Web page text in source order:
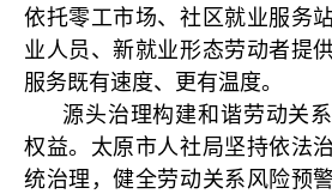
依托零工市场、社区就业服务
业人员、新就业形态劳动者提
服务既有速度、更有温度。
源头治理构建和谐劳动关
权益。太原市人社局坚持依法
统治理，健全劳动关系风险预